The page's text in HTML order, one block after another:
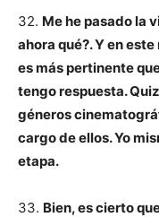
32. Me he pasado la
ahora qué?. Y en
es más pertinente
tengo respuesta.
géneros
cargo de ellos. Yo
etapa.
33. Bien, es cierto